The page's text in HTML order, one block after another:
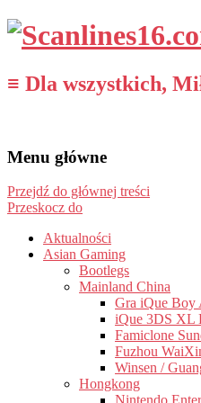
≡ Dla wszystkich,
Menu główne
Przejdź do głównej treści
Przeskocz do
Aktualności
Asian Gaming
Bootlegs
Mainland China
Gra iQue Boy
iQue 3DS XL
Famiclone
Fuzhou
Winsen /
Hongkong